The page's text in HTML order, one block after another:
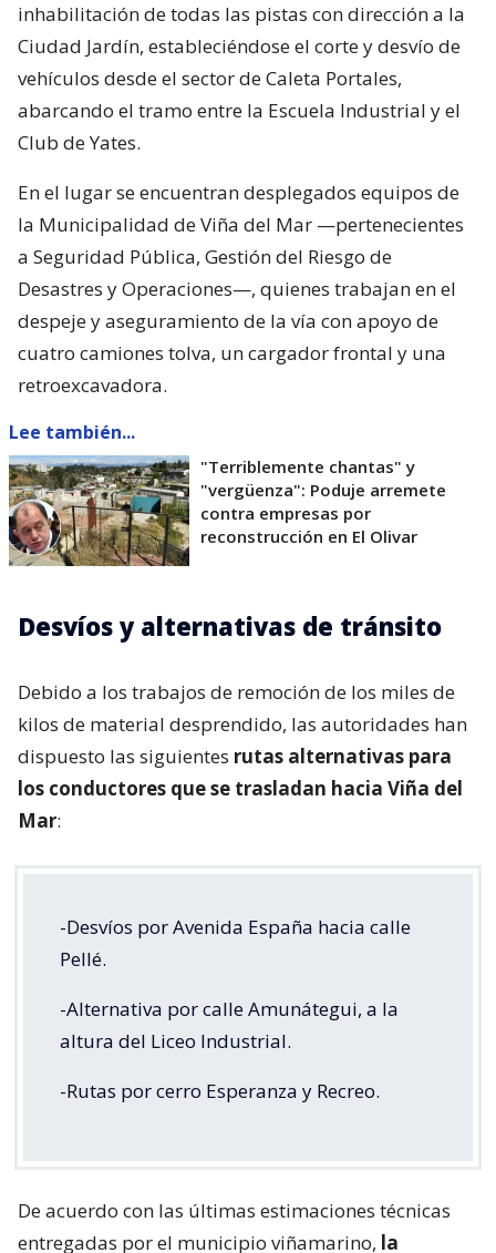
inhabilitación de todas las pistas con dirección a la
Ciudad Jardín, estableciéndose el corte y desvío de
vehículos desde el sector de Caleta Portales,
abarcando el tramo entre la Escuela Industrial y el
Club de Yates.
En el lugar se encuentran desplegados equipos de
la Municipalidad de Viña del Mar —pertenecientes
a Seguridad Pública, Gestión del Riesgo de
Desastres y Operaciones—, quienes trabajan en el
despeje y aseguramiento de la vía con apoyo de
cuatro camiones tolva, un cargador frontal y una
retroexcavadora.
Lee también...
"Terriblemente chantas" y
"vergüenza": Poduje arremete
contra empresas por
reconstrucción en El Olivar
Desvíos y alternativas de tránsito
Debido a los trabajos de remoción de los miles de
kilos de material desprendido, las autoridades han
dispuesto las siguientes rutas alternativas para
los conductores que se trasladan hacia Viña del
Mar:
-Desvíos por Avenida España hacia calle
Pellé.
-Alternativa por calle Amunátegui, a la
altura del Liceo Industrial.
-Rutas por cerro Esperanza y Recreo.
De acuerdo con las últimas estimaciones técnicas
entregadas por el municipio viñamarino, la